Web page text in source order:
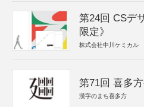
第24回 CSデ
限定》
株式会社中川ケミカル
第71回 喜多
漢字のまち喜多方